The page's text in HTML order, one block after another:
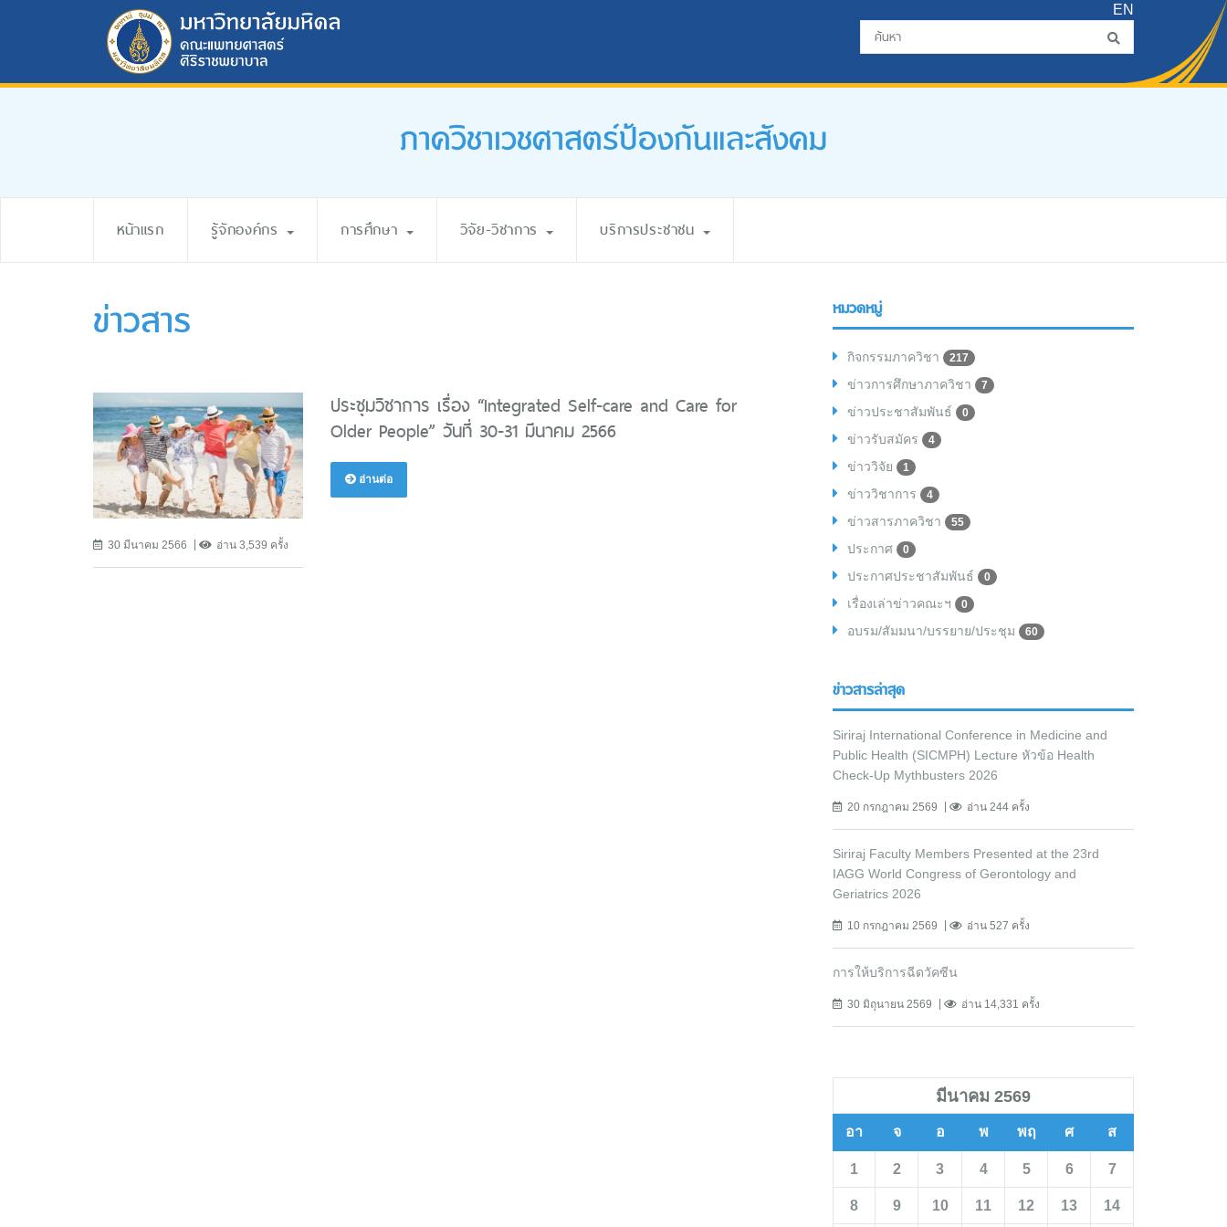
EN
ภาควิชาเวชศาสตร์ป้องกันและสังคม
หน้าแรก รู้จักองค์กร การศึกษา วิจัย-วิชาการ บริการประชาชน
ข่าวสาร
30 มีนาคม 2566 อ่าน 3,539 ครั้ง
ประชุมวิชาการ เรื่อง “Integrated Self-care and Care for
Older People” วันที่ 30-31 มีนาคม 2566
อ่านต่อ
หมวดหมู่
กิจกรรมภาควิชา 217
ข่าวการศึกษาภาควิชา 7
ข่าวประชาสัมพันธ์ 0
ข่าวรับสมัคร 4
ข่าววิจัย 1
ข่าววิชาการ 4
ข่าวสารภาควิชา 55
ประกาศ 0
ประกาศประชาสัมพันธ์ 0
เรื่องเล่าข่าวคณะฯ 0
อบรม/สัมมนา/บรรยาย/ประชุม 60
ข่าวสารล่าสุด
Siriraj International Conference in Medicine and
Public Health (SICMPH) Lecture หัวข้อ Health
Check-Up Mythbusters 2026
20 กรกฎาคม 2569 อ่าน 244 ครั้ง
Siriraj Faculty Members Presented at the 23rd
IAGG World Congress of Gerontology and
Geriatrics 2026
10 กรกฎาคม 2569 อ่าน 527 ครั้ง
การให้บริการฉีดวัคซีน
30 มิถุนายน 2569 อ่าน 14,331 ครั้ง
มีนาคม 2569
อา จ อ พ พฤ ศ ส
1 2 3 4 5 6 7
8 9 10 11 12 13 14